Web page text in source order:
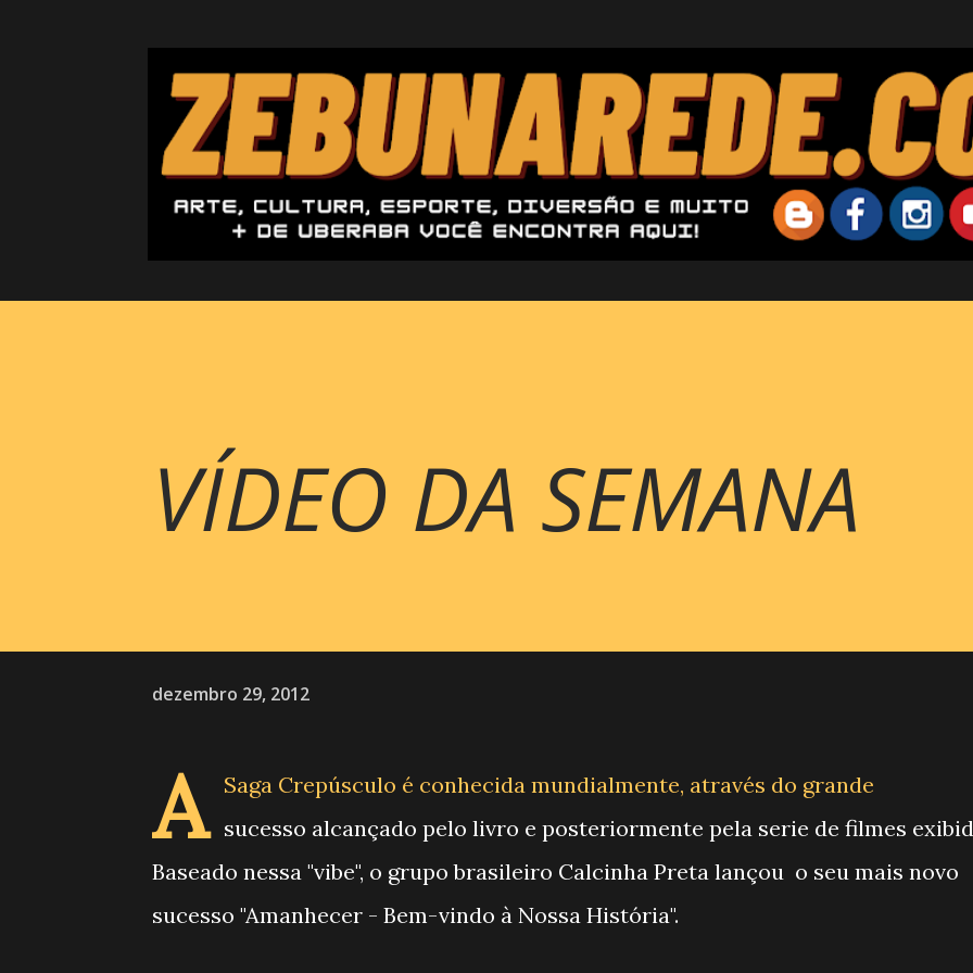
VÍDEO DA SEMANA
dezembro 29, 2012
A
Saga Crepúsculo é conhecida mundialmente, através do grande
sucesso alcançado pelo livro e posteriormente pela serie de filmes
Baseado nessa "vibe", o grupo brasileiro Calcinha Preta lançou o seu mais novo
sucesso "Amanhecer - Bem-vindo à Nossa História".